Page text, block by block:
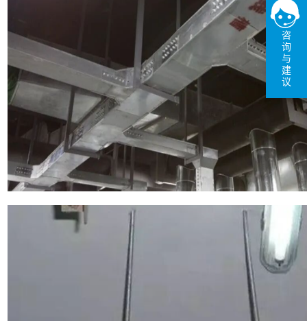
咨
询
与
建
议